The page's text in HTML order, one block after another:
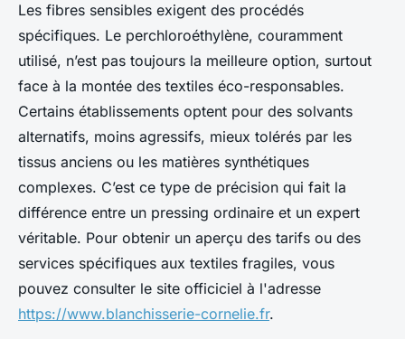
Les fibres sensibles exigent des procédés
spécifiques. Le perchloroéthylène, couramment
utilisé, n’est pas toujours la meilleure option, surtout
face à la montée des textiles éco-responsables.
Certains établissements optent pour des solvants
alternatifs, moins agressifs, mieux tolérés par les
tissus anciens ou les matières synthétiques
complexes. C’est ce type de précision qui fait la
différence entre un pressing ordinaire et un expert
véritable. Pour obtenir un aperçu des tarifs ou des
services spécifiques aux textiles fragiles, vous
pouvez consulter le site officiciel à l'adresse
https://www.blanchisserie-cornelie.fr.